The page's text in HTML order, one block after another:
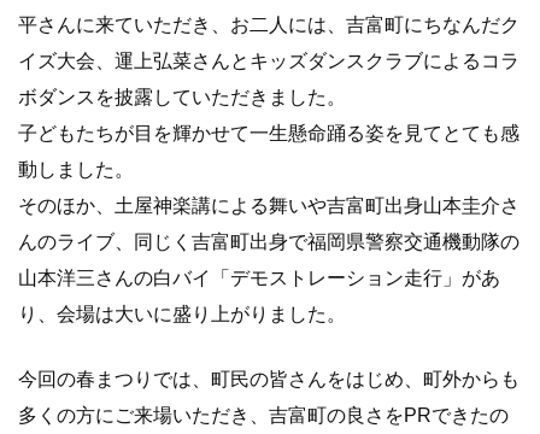
平さんに来ていただき、お二人には、吉富町にちなんだク
イズ大会、運上弘菜さんとキッズダンスクラブによるコラ
ボダンスを披露していただきました。
子どもたちが目を輝かせて一生懸命踊る姿を見てとても感
動しました。
そのほか、土屋神楽講による舞いや吉富町出身山本圭介さ
んのライブ、同じく吉富町出身で福岡県警察交通機動隊の
山本洋三さんの白バイ「デモストレーション走行」があ
り、会場は大いに盛り上がりました。
今回の春まつりでは、町民の皆さんをはじめ、町外からも
多くの方にご来場いただき、吉富町の良さをPRできたの